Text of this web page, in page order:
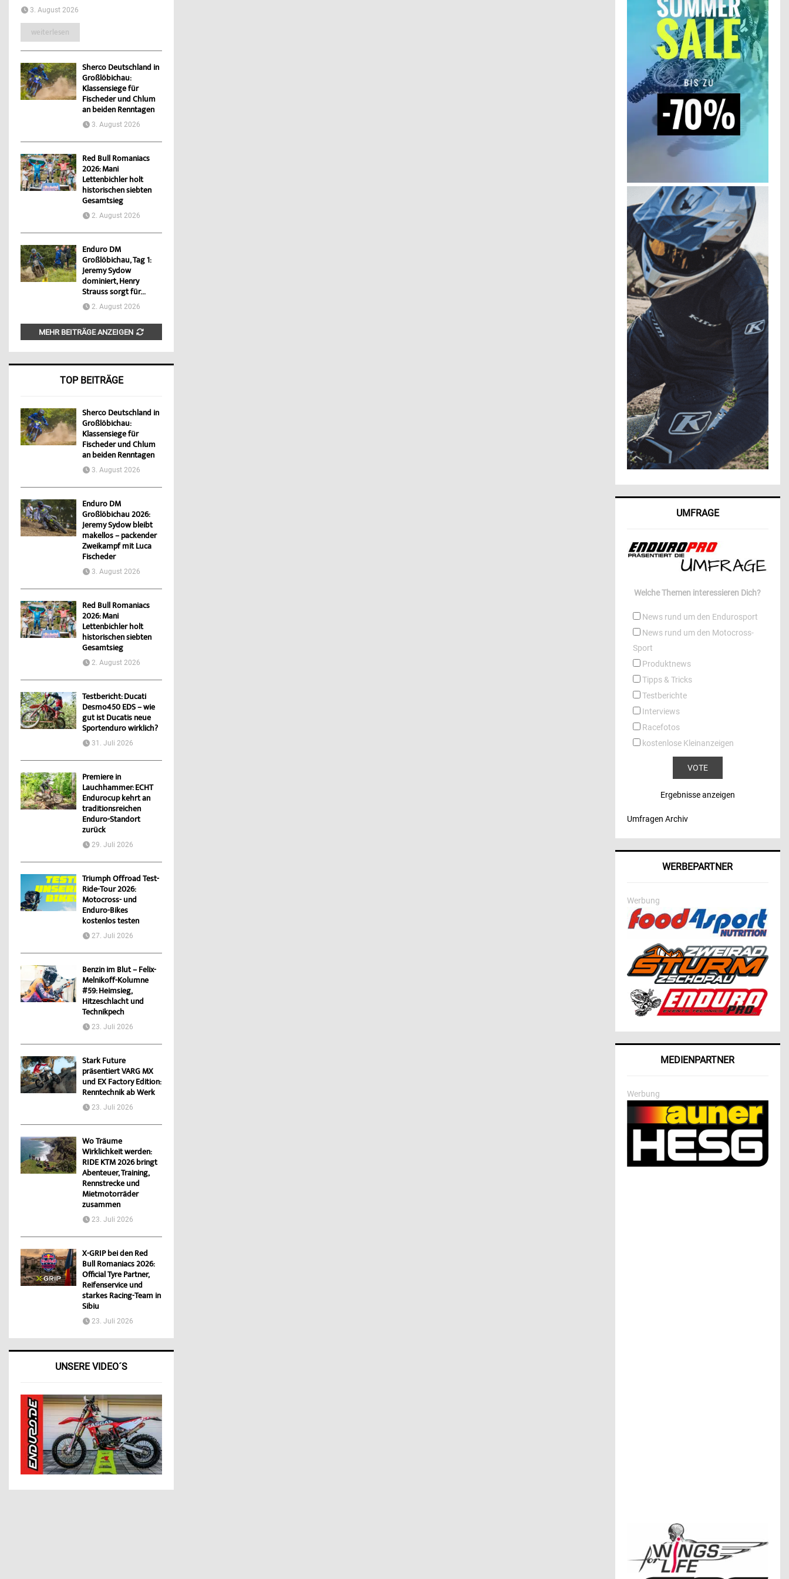
3. August 2026
weiterlesen
Sherco Deutschland in
Großlöbichau:
Klassensiege für
Fischeder und Chlum
an beiden Renntagen
3. August 2026
Red Bull Romaniacs
2026: Mani
Lettenbichler holt
historischen siebten
Gesamtsieg
2. August 2026
Enduro DM
Großlöbichau, Tag 1:
Jeremy Sydow
dominiert, Henry
Strauss sorgt für...
2. August 2026
MEHR BEITRÄGE ANZEIGEN
TOP BEITRÄGE
Sherco Deutschland in
Großlöbichau:
Klassensiege für
Fischeder und Chlum
an beiden Renntagen
3. August 2026
Enduro DM
Großlöbichau 2026:
Jeremy Sydow bleibt
makellos – packender
Zweikampf mit Luca
Fischeder
3. August 2026
Red Bull Romaniacs
2026: Mani
Lettenbichler holt
historischen siebten
Gesamtsieg
2. August 2026
Testbericht: Ducati
Desmo450 EDS – wie
gut ist Ducatis neue
Sportenduro wirklich?
31. Juli 2026
Premiere in
Lauchhammer: ECHT
Endurocup kehrt an
traditionsreichen
Enduro-Standort
zurück
29. Juli 2026
Triumph Offroad Test-
Ride-Tour 2026:
Motocross- und
Enduro-Bikes
kostenlos testen
27. Juli 2026
Benzin im Blut – Felix-
Melnikoff-Kolumne
#59: Heimsieg,
Hitzeschlacht und
Technikpech
23. Juli 2026
Stark Future
präsentiert VARG MX
und EX Factory Edition:
Renntechnik ab Werk
23. Juli 2026
Wo Träume
Wirklichkeit werden:
RIDE KTM 2026 bringt
Abenteuer, Training,
Rennstrecke und
Mietmotorräder
zusammen
23. Juli 2026
X-GRIP bei den Red
Bull Romaniacs 2026:
Official Tyre Partner,
Reifenservice und
starkes Racing-Team in
Sibiu
23. Juli 2026
UNSERE VIDEO´S
UMFRAGE
Welche Themen interessieren Dich?
News rund um den Endurosport
News rund um den Motocross-
Sport
Produktnews
Tipps & Tricks
Testberichte
Interviews
Racefotos
kostenlose Kleinanzeigen
Ergebnisse anzeigen
Umfragen Archiv
WERBEPARTNER
Werbung
MEDIENPARTNER
Werbung